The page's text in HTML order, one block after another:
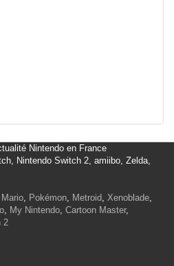
Nintendo en France
Nintendo Switch 2, amiibo, Zelda,
Mario, Pokémon, Metroid, Xenoblade,
, My Nintendo, Cartoon Master,
2